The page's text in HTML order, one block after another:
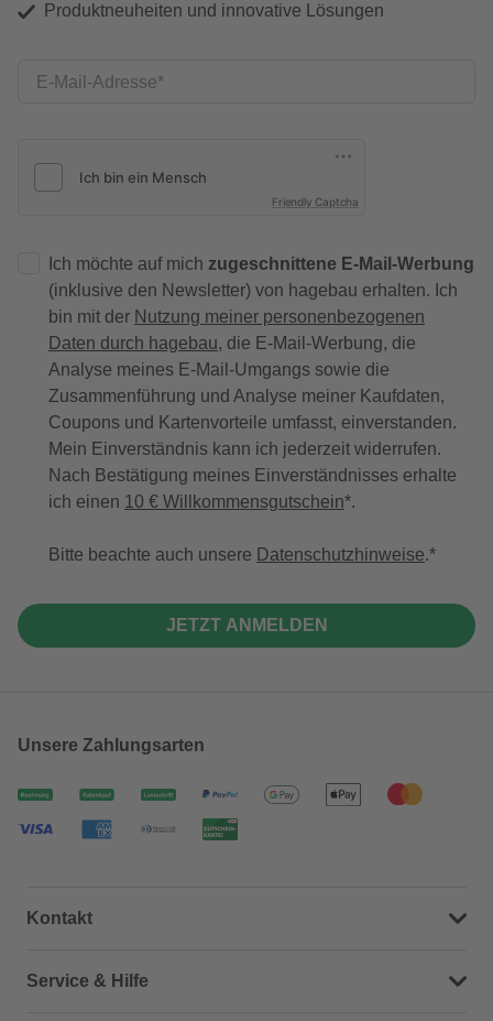
Produktneuheiten und innovative Lösungen
E-Mail-Adresse
Friendly Captcha
Ich möchte auf mich zugeschnittene E-Mail-Werbung
(inklusive den Newsletter) von hagebau erhalten. Ich
bin mit der Nutzung meiner personenbezogenen
Daten durch hagebau, die E-Mail-Werbung, die
Analyse meines E-Mail-Umgangs sowie die
Zusammenführung und Analyse meiner Kaufdaten,
Coupons und Kartenvorteile umfasst, einverstanden.
Mein Einverständnis kann ich jederzeit widerrufen.
Nach Bestätigung meines Einverständnisses erhalte
ich einen 10 € Willkommensgutschein*.
Bitte beachte auch unsere Datenschutzhinweise.
JETZT ANMELDEN
Unsere Zahlungsarten
Kontakt
Dein Kontakt zu uns
Service & Hilfe